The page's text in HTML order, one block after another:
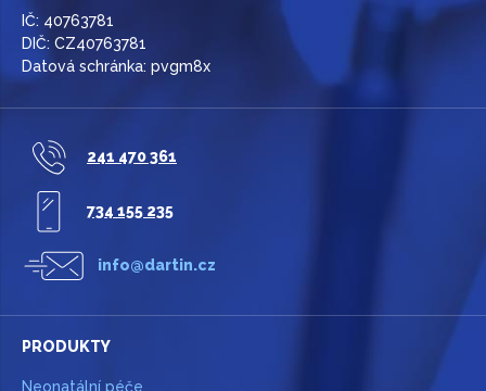
IČ: 40763781
DIČ: CZ40763781
Datová schránka: pvgm8x
241 470 361
734 155 235
info@dartin.cz
PRODUKTY
Neonatální péče